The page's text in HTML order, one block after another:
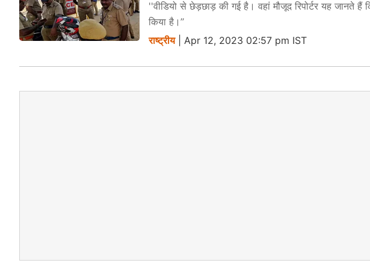
''वीडियो से छेड़छाड़ की गई है। वहां मौजूद रिपोर्टर यह
किया है।’’
राष्ट्रीय| Apr 12, 2023 02:57 pm IST